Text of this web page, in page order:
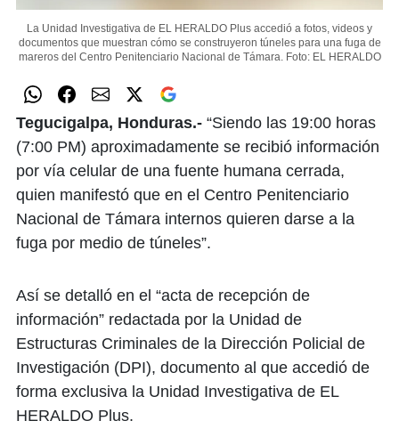
La Unidad Investigativa de EL HERALDO Plus accedió a fotos, videos y
documentos que muestran cómo se construyeron túneles para una fuga de
mareros del Centro Penitenciario Nacional de Támara. Foto: EL HERALDO
Tegucigalpa, Honduras.- “Siendo las 19:00 horas
(7:00 PM) aproximadamente se recibió información
por vía celular de una fuente humana cerrada,
quien manifestó que en el Centro Penitenciario
Nacional de Támara internos quieren darse a la
fuga por medio de túneles”.
Así se detalló en el “acta de recepción de
información” redactada por la Unidad de
Estructuras Criminales de la Dirección Policial de
Investigación (DPI), documento al que accedió de
forma exclusiva la Unidad Investigativa de EL
HERALDO Plus.